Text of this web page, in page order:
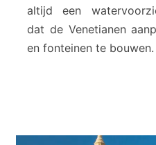
altijd een
dat de Venetianen
en fonteinen te bouwen.